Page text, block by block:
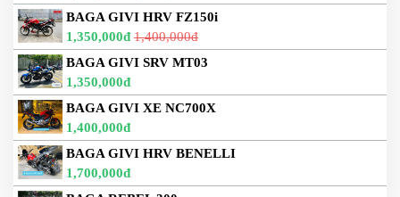
BAGA GIVI HRV FZ150i
1,350,000đ 1,400,000đ
BAGA GIVI SRV MT03
1,350,000đ
BAGA GIVI XE NC700X
1,400,000đ
BAGA GIVI HRV BENELLI
1,700,000đ